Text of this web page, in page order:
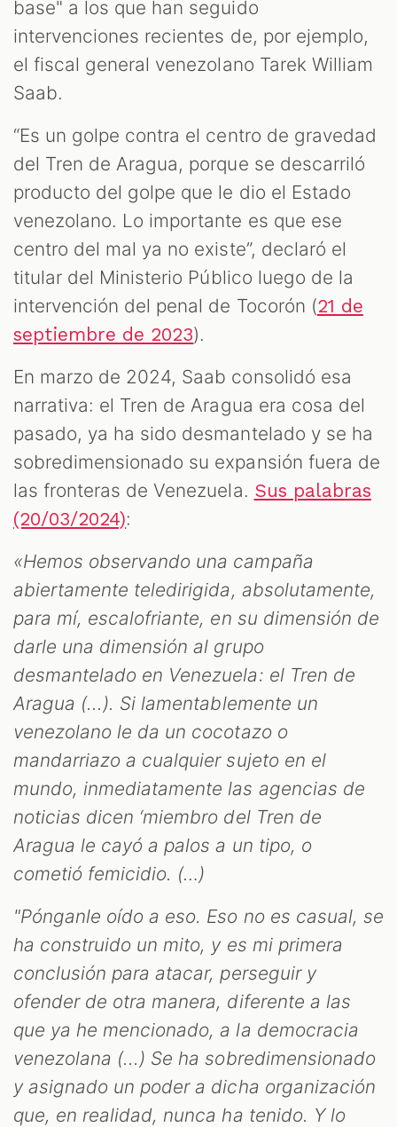
base" a los que han seguido
intervenciones recientes de, por ejemplo,
el fiscal general venezolano Tarek William
Saab.
“Es un golpe contra el centro de gravedad
del Tren de Aragua, porque se descarriló
producto del golpe que le dio el Estado
venezolano. Lo importante es que ese
centro del mal ya no existe”, declaró el
titular del Ministerio Público luego de la
intervención del penal de Tocorón (21 de
septiembre de 2023).
En marzo de 2024, Saab consolidó esa
narrativa: el Tren de Aragua era cosa del
pasado, ya ha sido desmantelado y se ha
sobredimensionado su expansión fuera de
las fronteras de Venezuela. Sus palabras
(20/03/2024):
«Hemos observando una campaña
abiertamente teledirigida, absolutamente,
para mí, escalofriante, en su dimensión de
darle una dimensión al grupo
desmantelado en Venezuela: el Tren de
Aragua (...). Si lamentablemente un
venezolano le da un cocotazo o
mandarriazo a cualquier sujeto en el
mundo, inmediatamente las agencias de
noticias dicen ‘miembro del Tren de
Aragua le cayó a palos a un tipo, o
cometió femicidio. (…)
"Pónganle oído a eso. Eso no es casual, se
ha construido un mito, y es mi primera
conclusión para atacar, perseguir y
ofender de otra manera, diferente a las
que ya he mencionado, a la democracia
venezolana (...) Se ha sobredimensionado
y asignado un poder a dicha organización
que, en realidad, nunca ha tenido. Y lo